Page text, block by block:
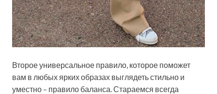
Второе универсальное правило, которое поможет
вам в любых ярких образах выглядеть стильно и
уместно – правило баланса. Стараемся всегда